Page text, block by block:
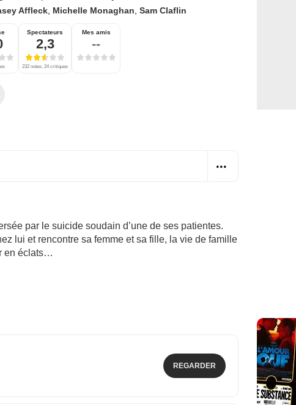
Affleck Michelle Monaghan Sam Claflin
Spectateurs
2,3
232 notes, 24 critiques
Mes amis
--
par le suicide soudain d’une de ses patientes.
lui et rencontre sa femme et sa fille, la vie de famille
en éclats…
REGARDER